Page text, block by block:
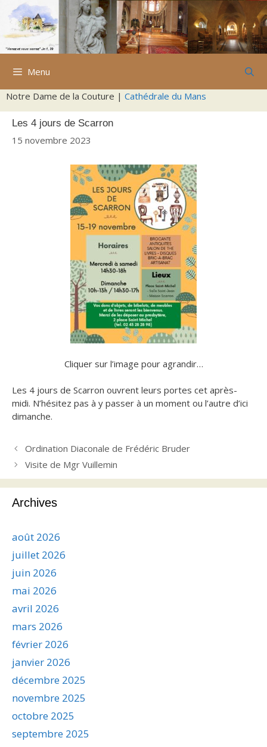
Aller
contenu
Menu
Notre Dame de la Couture | Cathédrale du Mans
Les 4 jours de Scarron
15 novembre 2023
Cliquer sur l’image pour agrandir…
Les 4 jours de Scarron ouvrent leurs portes cet après-
midi. N’hésitez pas à y passer à un moment ou l’autre d’ici
dimanche.
Ordination Diaconale de Frédéric Bruder
Visite de Mgr Vuillemin
Archives
août 2026
juillet 2026
juin 2026
mai 2026
avril 2026
mars 2026
février 2026
janvier 2026
décembre 2025
novembre 2025
octobre 2025
septembre 2025